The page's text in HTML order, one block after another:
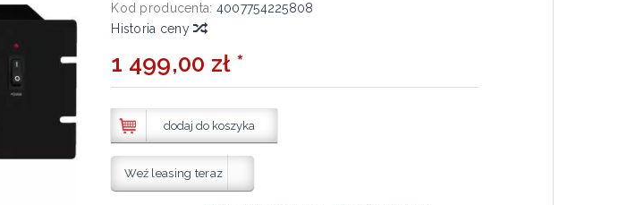
Kod producenta: 4007754225808
Historia ceny
1 499,00 zł *
dodaj do koszyka
Weź leasing teraz